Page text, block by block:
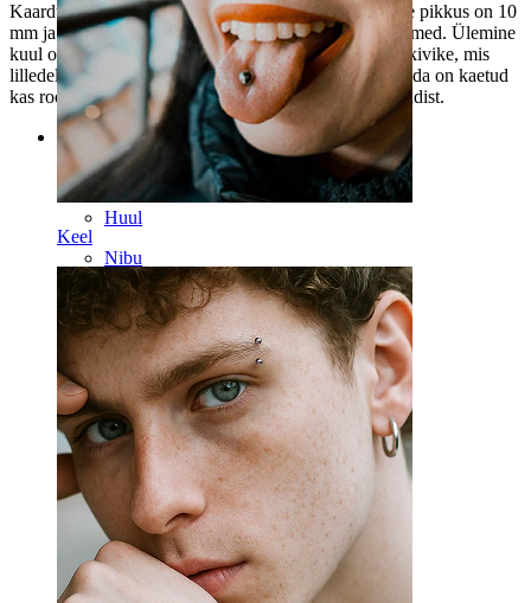
Keel
Kaardus neet on valmistatud kirurgilisest terasest, selle pikkus on 10
mm ja jämedus 1.6 mm - standardsed nabaneedi mõõtmed. Ülemine
kuul on 5 mm suurune ning selle sees on samat värvi kivike, mis
lilledel. Lillelehtede ümber olev metall on messing, mida on kaetud
kas roodiumi või kullaga, olenevalt valitud ehte variandist.
Kategooriad
Naba
Huul
Nibu
Industrial
Dermal
Helix
Kõrv
Septum
14k Kuld
Võltsneedid
Labret